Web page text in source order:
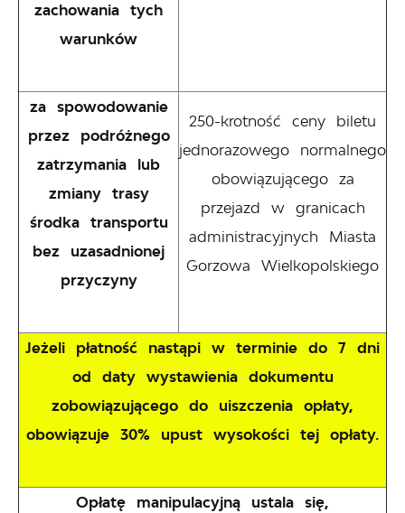
zachowania tych
warunków
za spowodowanie
przez podróżnego
zatrzymania lub
zmiany trasy
środka transportu
bez uzasadnionej
przyczyny
250-krotność ceny biletu
jednorazowego normalnego
obowiązującego za
przejazd w granicach
administracyjnych Miasta
Gorzowa Wielkopolskiego
Jeżeli płatność nastąpi w terminie do 7 dni
od daty wystawienia dokumentu
zobowiązującego do uiszczenia opłaty,
obowiązuje 30% upust wysokości tej opłaty.
Opłatę manipulacyjną ustala się,